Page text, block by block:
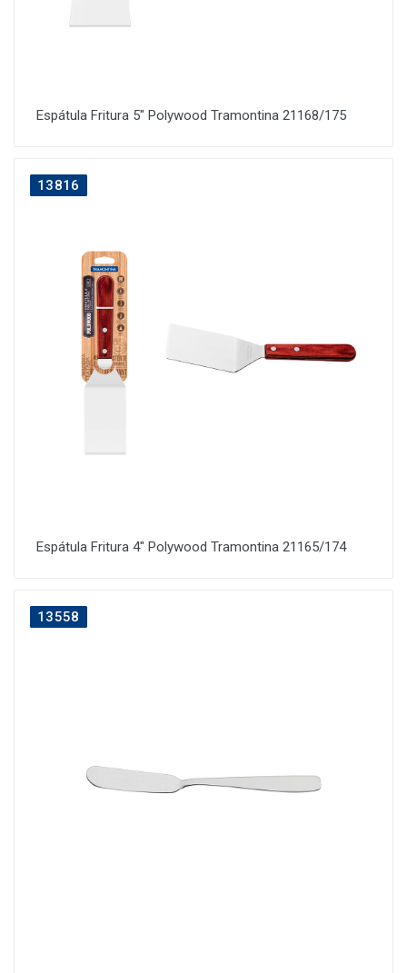
Espátula Fritura 5" Polywood Tramontina 21168/175
13816
Espátula Fritura 4" Polywood Tramontina 21165/174
13558